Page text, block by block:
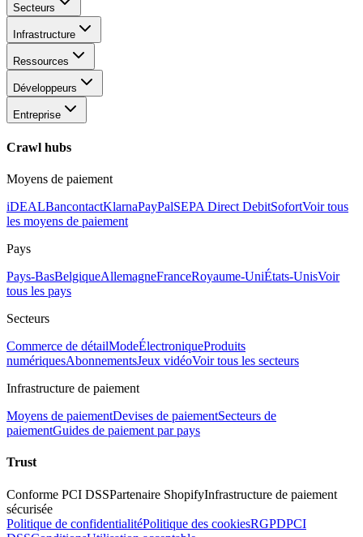
Secteurs
Infrastructure
Ressources
Développeurs
Entreprise
Crawl hubs
Moyens de paiement
iDEALBancontactKlarnaPayPalSEPA Direct DebitSofortVoir tous
les moyens de paiement
Pays
Pays-BasBelgiqueAllemagneFranceRoyaume-UniÉtats-UnisVoir
tous les pays
Secteurs
Commerce de détailModeÉlectroniqueProduits
numériquesAbonnementsJeux vidéoVoir tous les secteurs
Infrastructure de paiement
Moyens de paiementDevises de paiementSecteurs de
paiementGuides de paiement par pays
Trust
Conforme PCI DSSPartenaire ShopifyInfrastructure de paiement
sécurisée
Politique de confidentialitéPolitique des cookiesRGPDPCI